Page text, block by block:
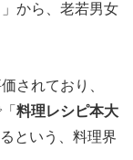
から、老若男女
されており、
料理レシピ本大
という、料理界